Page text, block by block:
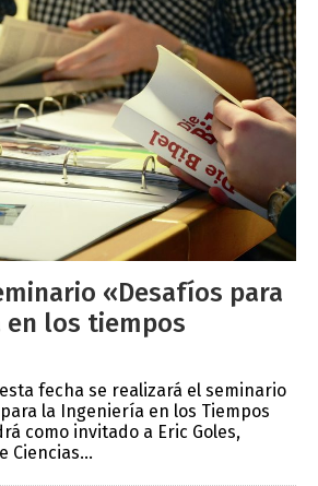
«Desafíos para
los tiempos
fecha se realizará el seminario
la Ingeniería en los Tiempos
como invitado a Eric Goles,
Ciencias...